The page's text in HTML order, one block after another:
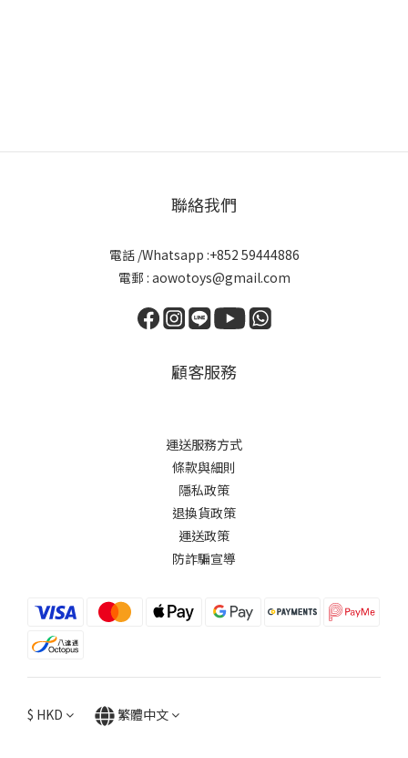
聯絡我們
電話 /Whatsapp :+852 59444886
電郵 : aowotoys@gmail.com
顧客服務
運送服務方式
條款與細則
隱私政策
退換貨政策
運送政策
防詐騙宣導
$ HKD 繁體中文